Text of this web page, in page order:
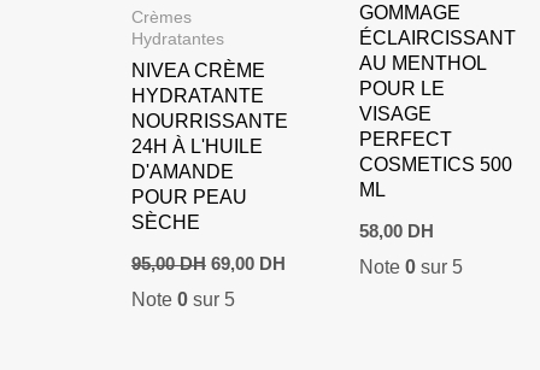
Crèmes
Hydratantes
NIVEA CRÈME
HYDRATANTE
NOURRISSANTE
24H À L'HUILE
D'AMANDE
POUR PEAU
SÈCHE
95,00DH Le
prix
initial
69,00 DHLe
Note 0sur 5
GOMMAGE
ÉCLAIRCISSANT
AU MENTHOL
POUR LE
VISAGE
PERFECT
COSMETICS 500
ML
58,00 DH
Note0 sur 5